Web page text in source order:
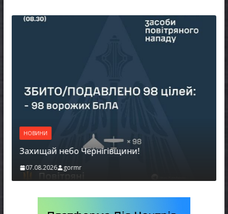
НОВИНИ
Захищай небо Чернігівщини!
07.08.2026 gormr